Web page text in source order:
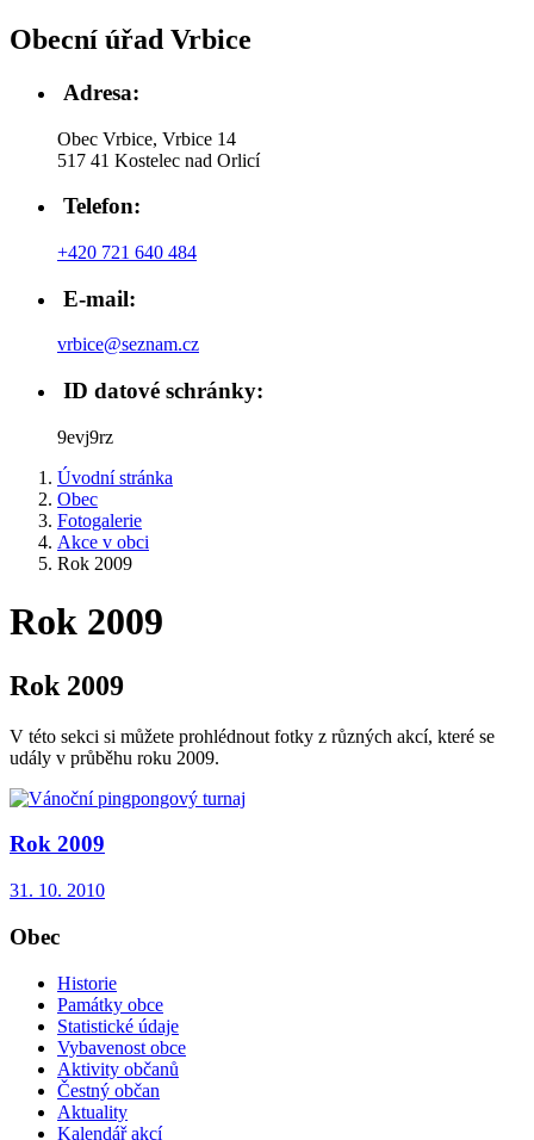
Obecní úřad Vrbice
Adresa:
Obec Vrbice, Vrbice 14
517 41 Kostelec nad Orlicí
Telefon:
+420 721 640 484
E-mail:
vrbice@seznam.cz
ID datové schránky:
9evj9rz
Úvodní stránka
Obec
Fotogalerie
Akce v obci
Rok 2009
Rok 2009
Rok 2009
V této sekci si můžete prohlédnout fotky z různých akcí, které se
udály v průběhu roku 2009.
Rok 2009
31. 10. 2010
Obec
Historie
Památky obce
Statistické údaje
Vybavenost obce
Aktivity občanů
Čestný občan
Aktuality
Kalendář akcí